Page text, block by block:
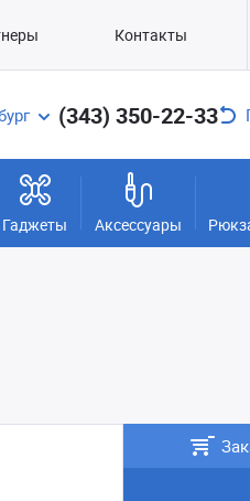
Контакты
(343) 350-22-33
Гаджеты Аксессуары